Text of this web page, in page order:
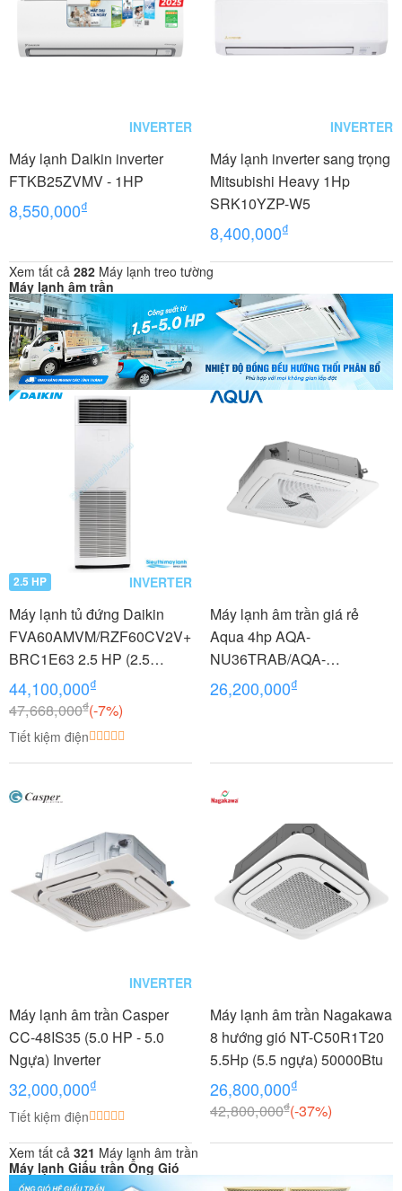
INVERTER
Máy lạnh Daikin inverter
FTKB25ZVMV - 1HP
8,550,000₫
INVERTER
Máy lạnh inverter sang trọng
Mitsubishi Heavy 1Hp
SRK10YZP-W5
8,400,000₫
Xem tất cả 282 Máy lạnh treo tường
Máy lạnh âm trần
2.5 HP INVERTER
Máy lạnh tủ đứng Daikin
FVA60AMVM/RZF60CV2V+
BRC1E63 2.5 HP (2.5
Ngựa) Inverter 1 Pha
44,100,000₫
47,668,000₫(-7%)
Tiết kiệm điện
Máy lạnh âm trần giá rẻ
Aqua 4hp AQA-
NU36TRAB/AQA-
NC36TRN/PB-950QB
26,200,000₫
INVERTER
Máy lạnh âm trần Casper
CC-48IS35 (5.0 HP - 5.0
Ngựa) Inverter
32,000,000₫
Tiết kiệm điện
Máy lạnh âm trần Nagakawa
8 hướng gió NT-C50R1T20
5.5Hp (5.5 ngựa) 50000Btu
26,800,000₫
42,800,000₫(-37%)
Xem tất cả 321 Máy lạnh âm trần
Máy lạnh Giấu trần Ống Gió